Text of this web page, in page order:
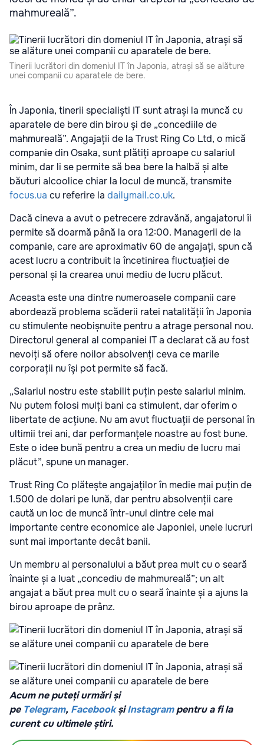
mahmureală”.
Tinerii lucrători din domeniul IT în Japonia, atrași să se alăture
unei companii cu aparatele de bere.
În Japonia, tinerii specialiști IT sunt atrași la muncă cu
aparatele de bere din birou și de „concediile de
mahmureală”. Angajații de la Trust Ring Co Ltd, o mică
companie din Osaka, sunt plătiți aproape cu salariul
minim, dar li se permite să bea bere la halbă și alte
băuturi alcoolice chiar la locul de muncă, transmite
focus.ua cu referire la dailymail.co.uk.
Dacă cineva a avut o petrecere zdravănă, angajatorul îi
permite să doarmă până la ora 12:00. Managerii de la
companie, care are aproximativ 60 de angajați, spun că
acest lucru a contribuit la încetinirea fluctuației de
personal și la crearea unui mediu de lucru plăcut.
Aceasta este una dintre numeroasele companii care
abordează problema scăderii ratei natalității în Japonia
cu stimulente neobișnuite pentru a atrage personal nou.
Directorul general al companiei IT a declarat că au fost
nevoiți să ofere noilor absolvenți ceva ce marile
corporații nu își pot permite să facă.
„Salariul nostru este stabilit puțin peste salariul minim.
Nu putem folosi mulți bani ca stimulent, dar oferim o
libertate de acțiune. Nu am avut fluctuații de personal în
ultimii trei ani, dar performanțele noastre au fost bune.
Este o idee bună pentru a crea un mediu de lucru mai
plăcut”, spune un manager.
Trust Ring Co plătește angajaților în medie mai puțin de
1.500 de dolari pe lună, dar pentru absolvenții care
caută un loc de muncă într-unul dintre cele mai
importante centre economice ale Japoniei, unele lucruri
sunt mai importante decât banii.
Un membru al personalului a băut prea mult cu o seară
înainte și a luat „concediu de mahmureală”; un alt
angajat a băut prea mult cu o seară înainte și a ajuns la
birou aproape de prânz.
Acum ne puteți urmări și
pe Telegram, FacebookșiInstagrampentru a fi la
curent cu ultimele știri.